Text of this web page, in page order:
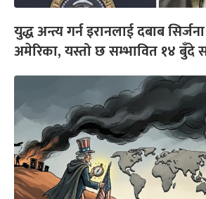
युद्ध अन्त्य गर्न इरानलाई दबाब
अमेरिका, यस्तो छ सम्भावित १४ बुँदे